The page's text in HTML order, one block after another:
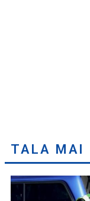
TALA MAI